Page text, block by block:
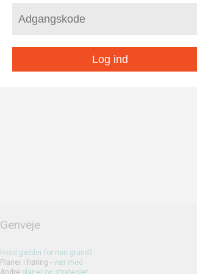
Log ind
Genveje
Hvad gælder for min grund?
Planer i høring - vær med
Andre planer og strategier